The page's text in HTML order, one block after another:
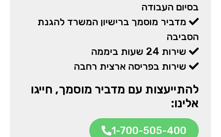
בסיום העבודה
מדביר מוסמך ברישיון המשרד להגנת
הסביבה
שירות 24 שעות ביממה
שירות בפריסה ארצית רחבה
להתייעצות עם מדביר מוסמך, חייגו
אלינו:
1-700-505-400